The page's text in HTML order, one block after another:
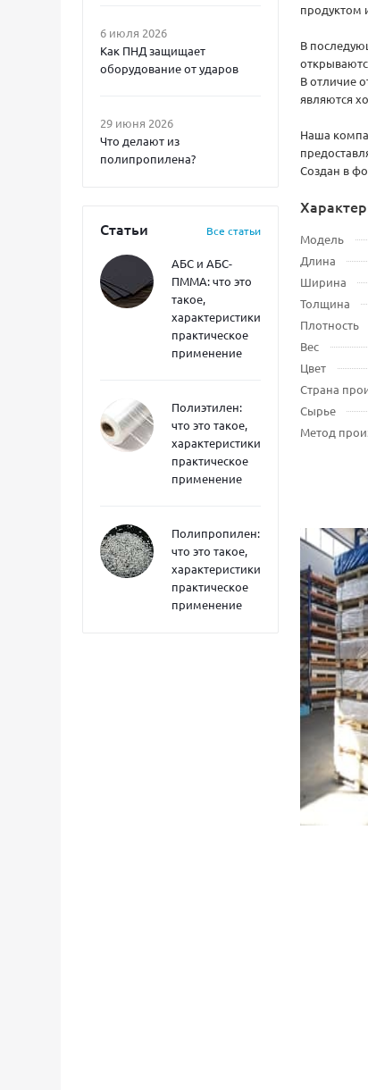
6 июля 2026
Как ПНД защищает
оборудование от ударов
29 июня 2026
Что делают из
полипропилена?
Статьи Все статьи
АБС и АБС-
ПММА: что это
такое,
характеристики,
практическое
применение
Полиэтилен:
что это такое,
характеристики,
практическое
применение
Полипропилен:
что это такое,
характеристики,
практическое
применение
продуктом
В
В отличие
являются
Наша
Создан в
Модель
Длина
Ширина
Толщина
Плотность
Вес
Цвет
Страна
Сырье
Метод